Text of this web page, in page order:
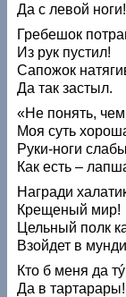
Да с левой ноги!
Гребешок
Из рук пустил!
Сапожок
Да так застыл.
«Не понять,
Моя суть
Руки-ноги
Как есть –
Награди
Крещеный мир!
Цельный полк
Взойдет в
Кто б меня да
Да в тартарары!